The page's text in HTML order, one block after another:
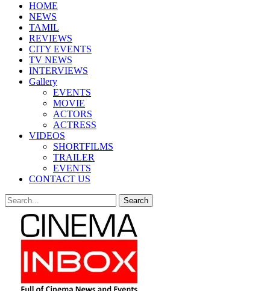
HOME
NEWS
TAMIL
REVIEWS
CITY EVENTS
TV NEWS
INTERVIEWS
Gallery
EVENTS
MOVIE
ACTORS
ACTRESS
VIDEOS
SHORTFILMS
TRAILER
EVENTS
CONTACT US